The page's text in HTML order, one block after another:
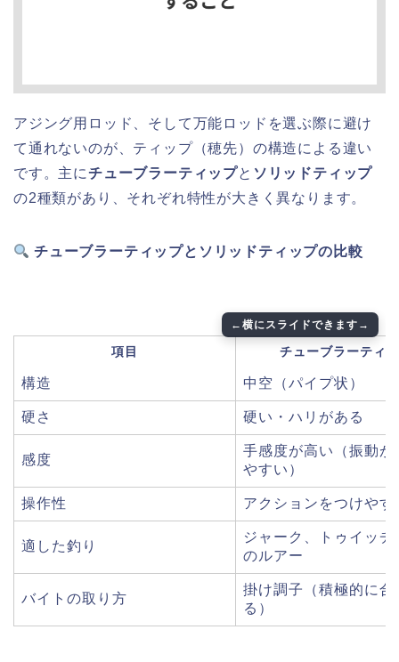
アジング用ロッド、そして万能ロッドを選ぶ際に避け
て通れないのが、ティップ（穂先）の構造による違い
です。主にチューブラーティップと ソリッドティップ
の2種類があり、それぞれ特性が大きく異なります。
チューブラーティップとソリッドティップの比較
項目 チューブラーティ
構造 中空（パイプ状）
硬さ 硬い・ハリがある
感度
手感度が高い（振動が
やすい）
操作性 アクションをつけやす
適した釣り
ジャーク、トゥイッチ
のルアー
バイトの取り方
掛け調子（積極的に合
る）